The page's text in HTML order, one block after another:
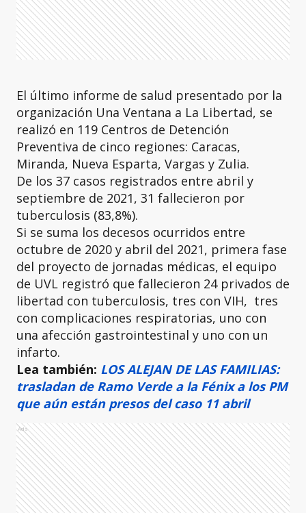
El último informe de salud presentado por la
organización Una Ventana a La Libertad, se
realizó en 119 Centros de Detención
Preventiva de cinco regiones: Caracas,
Miranda, Nueva Esparta, Vargas y Zulia.
De los 37 casos registrados entre abril y
septiembre de 2021, 31 fallecieron por
tuberculosis (83,8%).
Si se suma los decesos ocurridos entre
octubre de 2020 y abril del 2021, primera fase
del proyecto de jornadas médicas, el equipo
de UVL registró que fallecieron 24 privados de
libertad con tuberculosis, tres con VIH, tres
con complicaciones respiratorias, uno con
una afección gastrointestinal y uno con un
infarto.
Lea también: LOS ALEJAN DE LAS FAMILIAS:
trasladan de Ramo Verde a la Fénix a los PM
que aún están presos del caso 11 abril
Ads